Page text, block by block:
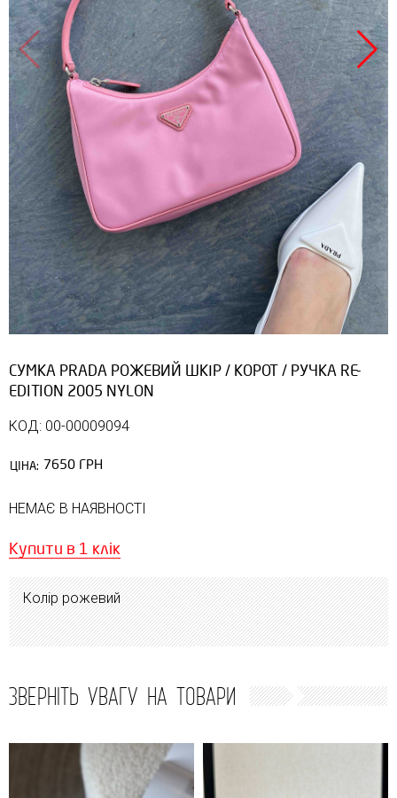
Продано
СУМКА PRADA РОЖЕВИЙ ШКІР / КОРОТ / РУЧКА RE-
EDITION 2005 NYLON
КОД: 00-00009094
ЦІНА: 7650 ГРН
НЕМАЄ В НАЯВНОСТІ
Купити в 1 клік
Колір рожевий
ЗВЕРНІТЬ УВАГУ НА ТОВАРИ